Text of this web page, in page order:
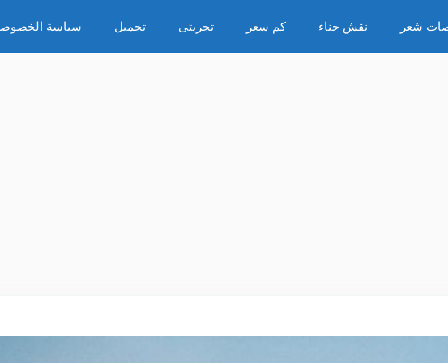
شعر نقش حناء كم سعر تجربتى تجميل سياسة